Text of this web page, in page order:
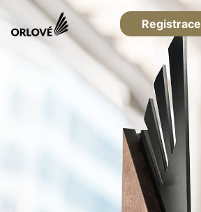
Registrace